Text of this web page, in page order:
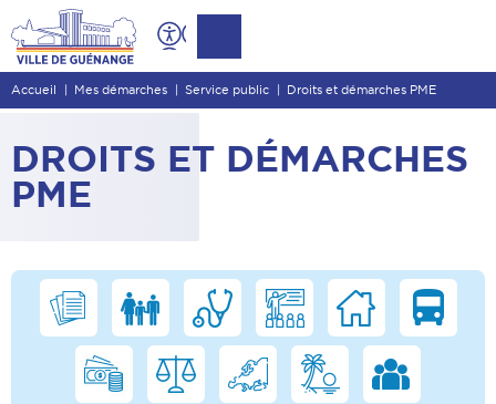
Contenu
Entête de page
Menu principal
Pied de page
Accueil Mes démarches Service public Droits et démarches PME
DROITS ET DÉMARCHES
PME